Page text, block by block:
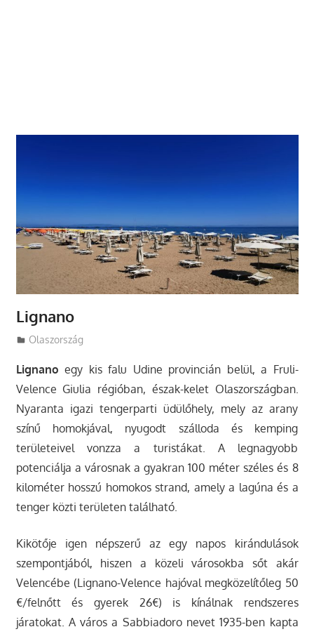
Lignano
Utazasok.org
Olaszország
Lignano egy kis falu Udine provincián belül, a Fruli-
Velence Giulia régióban, észak-kelet Olaszországban.
Nyaranta igazi tengerparti üdülőhely, mely az arany
színű homokjával, nyugodt szálloda és kemping
területeivel vonzza a turistákat. A legnagyobb
potenciálja a városnak a gyakran 100 méter széles és 8
kilométer hosszú homokos strand, amely a lagúna és a
tenger közti területen található.
Kikötője igen népszerű az egy napos kirándulások
szempontjából, hiszen a közeli városokba sőt akár
Velencébe (Lignano-Velence hajóval megközelítőleg 50
€/felnőtt és gyerek 26€) is kínálnak rendszeres
járatokat. A város a Sabbiadoro nevet 1935-ben kapta